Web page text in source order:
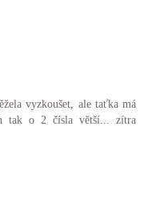
vyzkoušet, ale taťka má
tak o 2 čísla větší... zítra